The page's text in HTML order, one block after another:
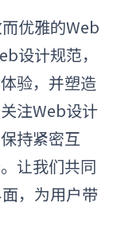
优雅的Web
设计规范，
验，并塑造
注Web设计
持紧密互
让我们共同
，为用户带